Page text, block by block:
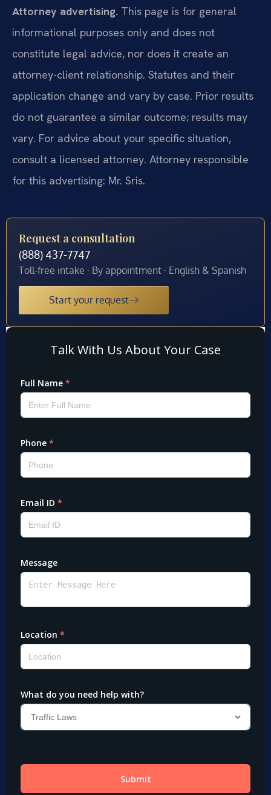
Attorney advertising. This page is for general
informational purposes only and does not
constitute legal advice, nor does it create an
attorney-client relationship. Statutes and their
application change and vary by case. Prior results
do not guarantee a similar outcome; results may
vary. For advice about your specific situation,
consult a licensed attorney. Attorney responsible
for this advertising: Mr. Sris.
Request a consultation
(888) 437-7747
Toll-free intake · By appointment · English & Spanish
Start your request